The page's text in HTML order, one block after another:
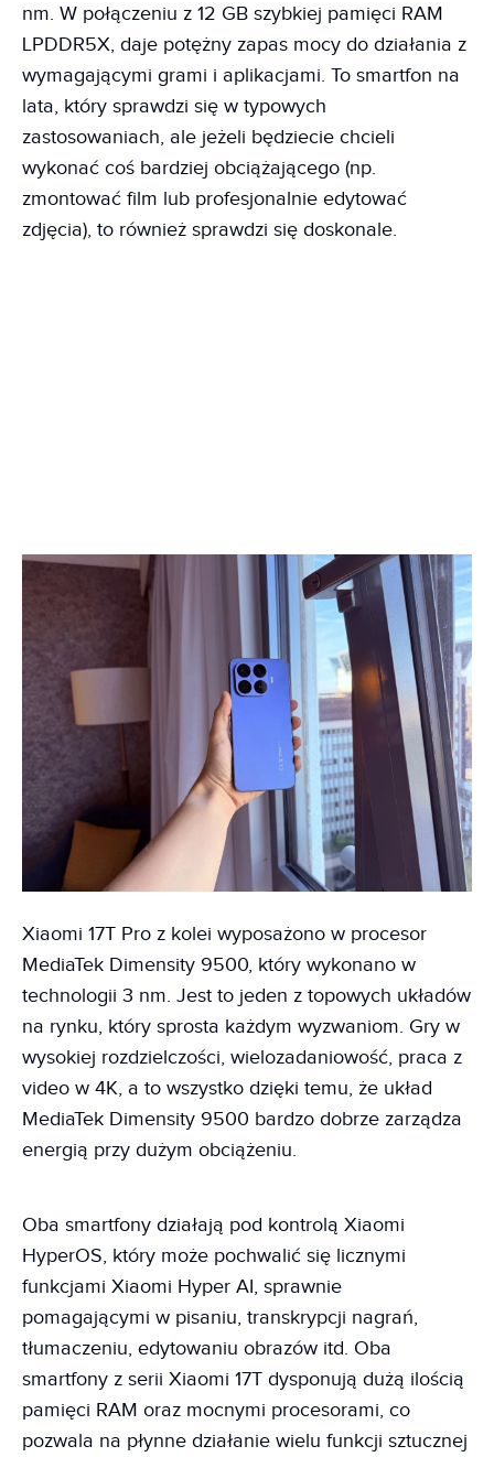
nm. W połączeniu z 12 GB szybkiej pamięci RAM
LPDDR5X, daje potężny zapas mocy do działania z
wymagającymi grami i aplikacjami. To smartfon na
lata, który sprawdzi się w typowych
zastosowaniach, ale jeżeli będziecie chcieli
wykonać coś bardziej obciążającego (np.
zmontować film lub profesjonalnie edytować
zdjęcia), to również sprawdzi się doskonale.
Xiaomi 17T Pro z kolei wyposażono w procesor
MediaTek Dimensity 9500, który wykonano w
technologii 3 nm. Jest to jeden z topowych układów
na rynku, który sprosta każdym wyzwaniom. Gry w
wysokiej rozdzielczości, wielozadaniowość, praca z
video w 4K, a to wszystko dzięki temu, że układ
MediaTek Dimensity 9500 bardzo dobrze zarządza
energią przy dużym obciążeniu.
Oba smartfony działają pod kontrolą Xiaomi
HyperOS, który może pochwalić się licznymi
funkcjami Xiaomi Hyper AI, sprawnie
pomagającymi w pisaniu, transkrypcji nagrań,
tłumaczeniu, edytowaniu obrazów itd. Oba
smartfony z serii Xiaomi 17T dysponują dużą ilością
pamięci RAM oraz mocnymi procesorami, co
pozwala na płynne działanie wielu funkcji sztucznej